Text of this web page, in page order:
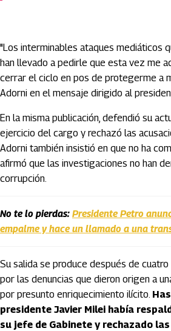
"Los interminables ataques mediáticos
han llevado a pedirle que esta vez me
cerrar el ciclo en pos de protegerme a
Adorni en el mensaje dirigido al
En la misma publicación, defendió su
ejercicio del cargo y rechazó las
Adorni también insistió en que no ha
afirmó que las investigaciones no han
corrupción.
No te lo pierdas: Presidente Petro
empalme y hace un llamado a una
Su salida se produce después de
por las denuncias que dieron origen a
por presunto enriquecimiento ilícito.
presidente Javier Milei había
su jefe de Gabinete y rechazado